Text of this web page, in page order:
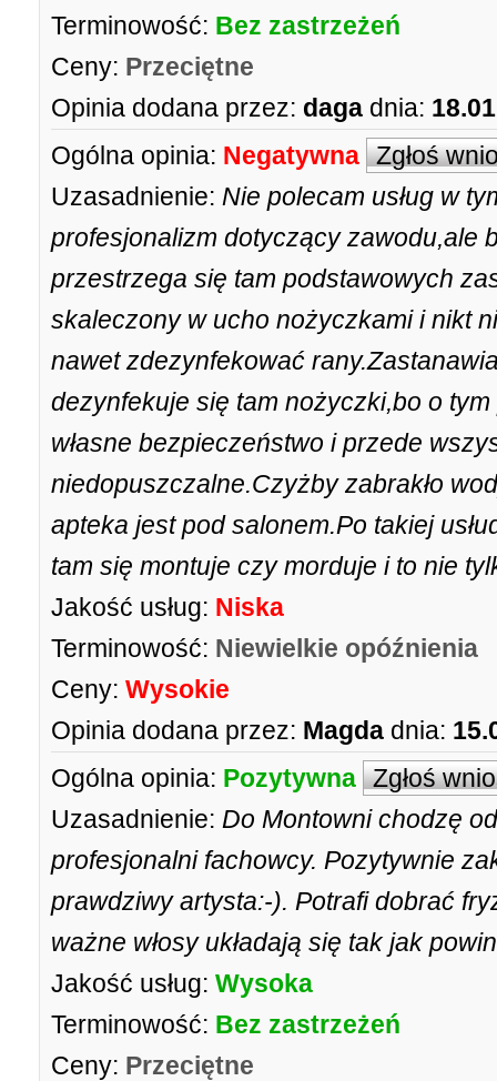
Terminowość: Bez zastrzeżeń
Ceny: Przeciętne
Opinia dodana przez: daga dnia:
Ogólna opinia: Negatywna Zgłoś
Uzasadnienie: Nie polecam usług w
profesjonalizm dotyczący zawodu,ale
przestrzega się tam podstawowych
skaleczony w ucho nożyczkami i nikt
nawet zdezynfekować
dezynfekuje się tam nożyczki,bo o
własne bezpieczeństwo i przede
niedopuszczalne.Czyżby zabrakło
apteka jest pod salonem.Po takiej
tam się montuje czy morduje i to nie
Jakość usług: Niska
Terminowość: Niewielkie opóźnienia
Ceny: Wysokie
Opinia dodana przez: Magda dnia:
Ogólna opinia: Pozytywna Zgłoś
Uzasadnienie: Do Montowni chodzę
profesjonalni fachowcy. Pozytywnie
prawdziwy artysta:-). Potrafi dobrać
ważne włosy układają się tak jak
Jakość usług: Wysoka
Terminowość: Bez zastrzeżeń
Ceny: Przeciętne